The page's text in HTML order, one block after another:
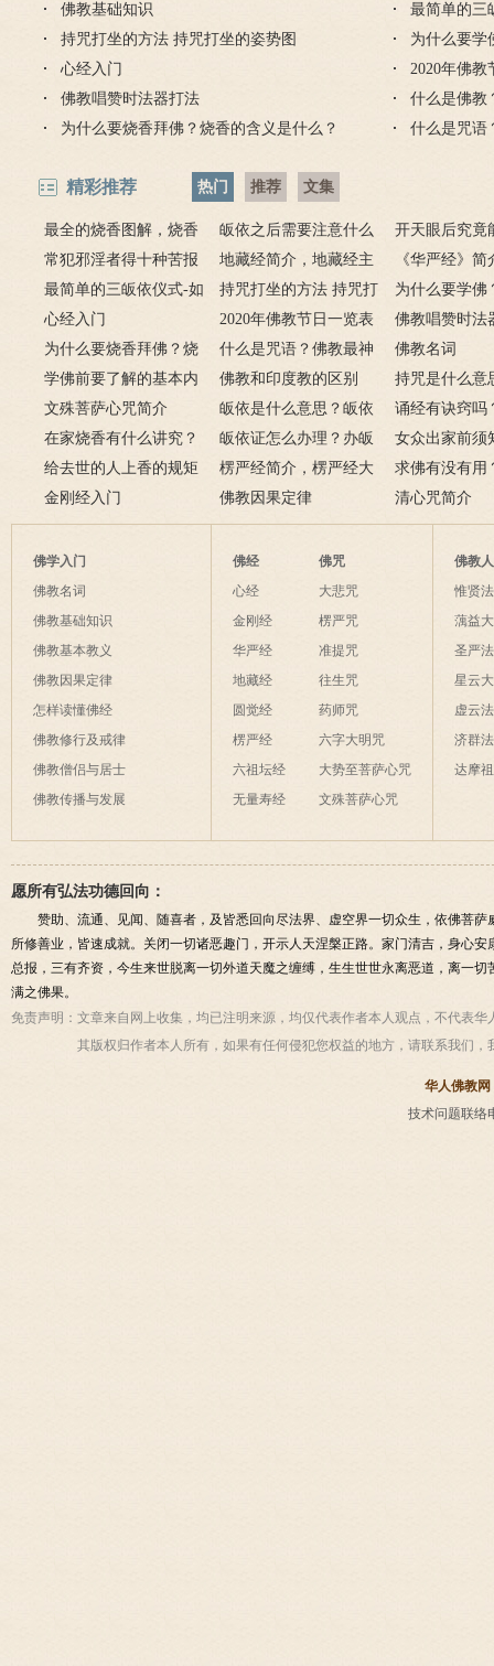
因果报应
佛教基础知识
最简单的三
持咒打坐的方法 持咒打坐的姿势图
为什么要学
心经入门
2020年佛教
佛教唱赞时法器打法
什么是佛教
为什么要烧香拜佛？烧香的含义是什么？
什么是咒语
精彩推荐 热门 推荐 文集
最全的烧香图解，烧香
有何含义与讲究？
皈依之后需要注意什么
吗 皈依佛门后的注意事
项
开天眼后究竟
么？
常犯邪淫者得十种苦报
从婚后出轨事件看出的因
果报应
地藏经简介，地藏经主
要讲什么？
《华严经》简
广佛华严经讲
最简单的三皈依仪式-如
何授三皈五戒居士仪轨
持咒打坐的方法 持咒打
坐的姿势图
为什么要学佛
用呢？
心经入门 2020年佛教节日一览表
佛教唱赞时法
为什么要烧香拜佛？烧
香的含义是什么？
什么是咒语？佛教最神
奇的九个咒语
佛教名词
学佛前要了解的基本内
容
佛教和印度教的区别
持咒是什么意
持咒？
文殊菩萨心咒简介
皈依是什么意思？皈依
三宝又是什么意思？
诵经有诀窍吗
十二条诀窍
在家烧香有什么讲究？
一些禁忌千万不要触
碰！
皈依证怎么办理？办皈
依证后的忌讳是什么？
女众出家前须
只有一次出家
给去世的人上香的规矩
楞严经简介，楞严经大
致在讲什么？
求佛有没有用
说佛菩萨可以
金刚经入门 佛教因果定律 清心咒简介
佛学入门
佛教名词
佛教基础知识
佛教基本教义
佛教因果定律
怎样读懂佛经
佛教修行及戒律
佛教僧侣与居士
佛教传播与发展
佛经
心经
金刚经
华严经
地藏经
圆觉经
楞严经
六祖坛经
无量寿经
佛咒
大悲咒
楞严咒
准提咒
往生咒
药师咒
六字大明咒
大势至菩萨心咒
文殊菩萨心咒
佛教
惟贤
蕅益
圣严
星云
虚云
济群
达摩
愿所有弘法功德回向：
赞助、流通、见闻、随喜者，及皆悉回向尽法界、虚空界一切众生，依佛菩
所修善业，皆速成就。关闭一切诸恶趣门，开示人天涅槃正路。家门清吉，身心
总报，三有齐资，今生来世脱离一切外道天魔之缠缚，生生世世永离恶道，离一
满之佛果。
免责声明： 文章来自网上收集，均已注明来源，均仅代表作者本人观点，不代表
其版权归作者本人所有，如果有任何侵犯您权益的地方，请联系我们，
华人佛教网
技术问题联络